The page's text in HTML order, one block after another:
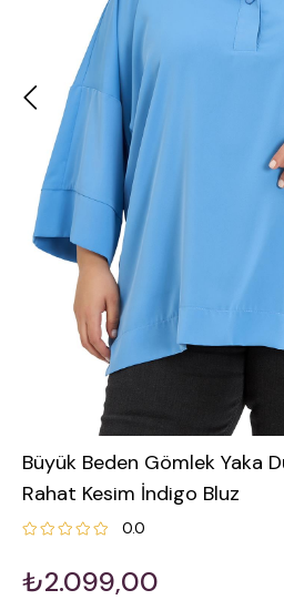
Büyük Beden Gömlek Yaka
Rahat Kesim İndigo Bluz
0.0
₺2.099,00